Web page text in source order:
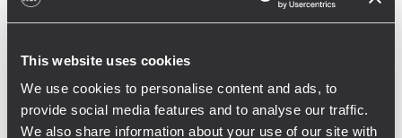
This website uses cookies
We use cookies to personalise content and ads, to
provide social media features and to analyse our traffic.
We also share information about your use of our site with
HDL 26-A, insieme a 6 diffusori RCF TT 25-
estendere la copertura e garantire chiarezza
e definizione sonora per tutti i giornalisti e
gli operatori media. L'intero sistema, sia
all'aperto che nella sala stampa, è stato